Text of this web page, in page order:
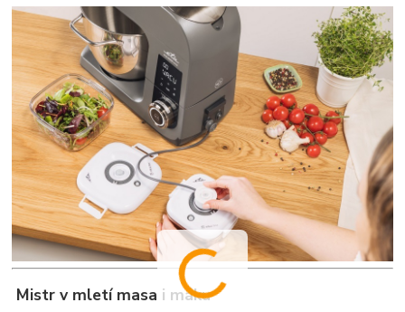
Mistr v mletí masa i máku